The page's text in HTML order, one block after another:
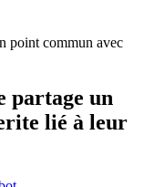
point commun avec
partage un
lié à leur